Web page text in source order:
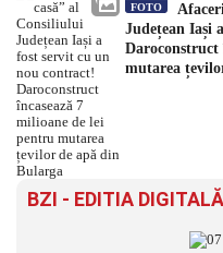
FOTO
Județean Iași
Daroconstruct
mutarea
BZI - EDITIA